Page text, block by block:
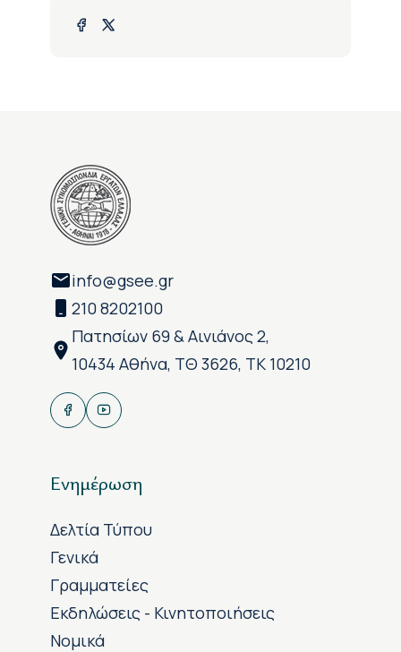
info@gsee.gr
210 8202100
Πατησίων 69 & Αινιάνος 2,
10434 Αθήνα, ΤΘ 3626, ΤΚ 10210
Ενημέρωση
Δελτία Τύπου
Γενικά
Γραμματείες
Εκδηλώσεις - Κινητοποιήσεις
Νομικά